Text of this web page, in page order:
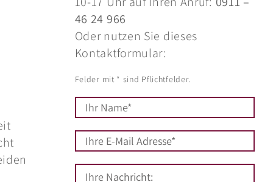
46 24 966
Oder nutzen Sie dieses
Kontaktformular:
Felder mit * sind Pflichtfelder.